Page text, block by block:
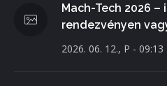
Mach-Tech 2026
rendezvényen
2026. 06. 12., P - 09:13